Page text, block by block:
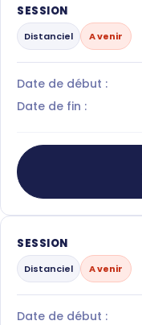
SESSION
Distanciel A venir
Date de début :
Date de fin :
SESSION
Distanciel A venir
Date de début :